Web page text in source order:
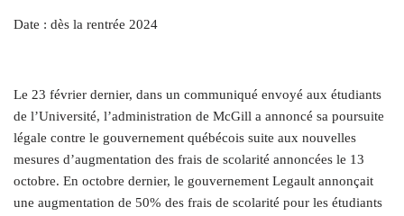
Date : dès la rentrée 2024
Le 23 février dernier, dans un communiqué envoyé aux étudiants
de l’Université, l’administration de McGill a annoncé sa poursuite
légale contre le gouvernement québécois suite aux nouvelles
mesures d’augmentation des frais de scolarité annoncées le 13
octobre. En octobre dernier, le gouvernement Legault annonçait
une augmentation de 50% des frais de scolarité pour les étudiants